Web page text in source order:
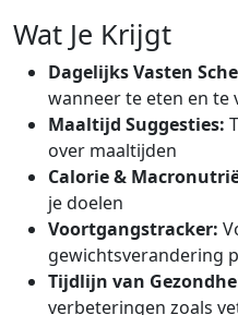
Wat Je Krijgt
Dagelijks Vasten
wanneer te eten en te
Maaltijd Suggesties:
over maaltijden
Calorie &
je doelen
Voortgangstracker:
gewichtsverandering
Tijdlijn van
verbeteringen zoals